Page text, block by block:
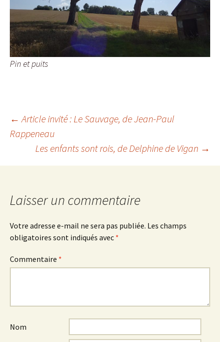
Pin et puits
Navigation
des
← Article invité :Le Sauvage, de Jean-Paul
Rappeneau
Les enfants sont rois, de Delphine de Vigan →
Laisser un commentaire
Votre adresse e-mail ne sera pas publiée. Les champs
obligatoires sont indiqués avec *
Commentaire *
Nom